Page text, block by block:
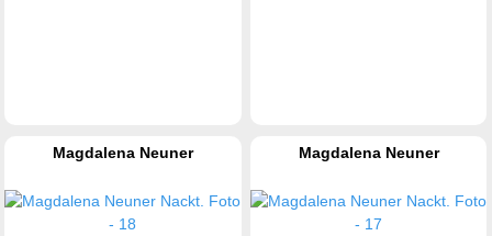
Magdalena Neuner Magdalena Neuner